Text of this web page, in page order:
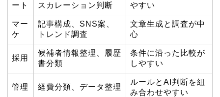
ート
スカレーション判断
やすい
マー
ケ
記事構成、SNS案、
トレンド調査
文章生成と調査が中
心
採用
候補者情報整理、履歴
書分類
条件に沿った比較が
しやすい
管理 経費分類、データ整理
ルールとAI判断を組
み合わせやすい